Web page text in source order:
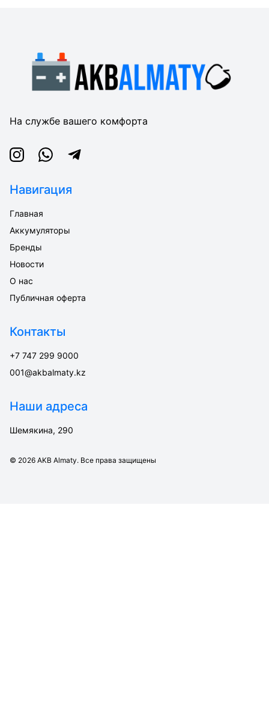
На службе вашего комфорта
InstagramWhatsappTelegram
Навигация
Главная
Аккумуляторы
Бренды
Новости
О нас
Публичная оферта
Контакты
+7 747 299 9000
001@akbalmaty.kz
Наши адреса
Шемякина, 290
© 2026 AKB Almaty. Все права защищены